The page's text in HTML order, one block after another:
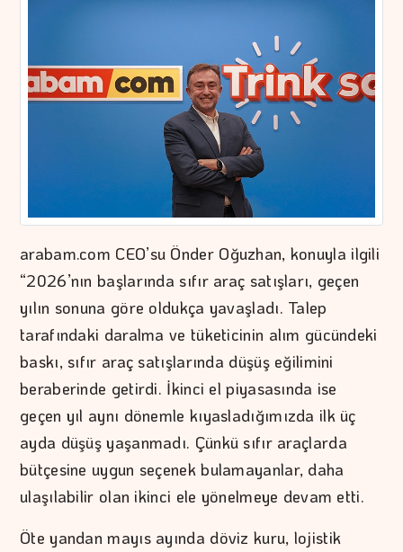
arabam.com CEO’su Önder Oğuzhan, konuyla ilgili
“2026’nın başlarında sıfır araç satışları, geçen
yılın sonuna göre oldukça yavaşladı. Talep
tarafındaki daralma ve tüketicinin alım gücündeki
baskı, sıfır araç satışlarında düşüş eğilimini
beraberinde getirdi. İkinci el piyasasında ise
geçen yıl aynı dönemle kıyasladığımızda ilk üç
ayda düşüş yaşanmadı. Çünkü sıfır araçlarda
bütçesine uygun seçenek bulamayanlar, daha
ulaşılabilir olan ikinci ele yönelmeye devam etti.
Öte yandan mayıs ayında döviz kuru, lojistik